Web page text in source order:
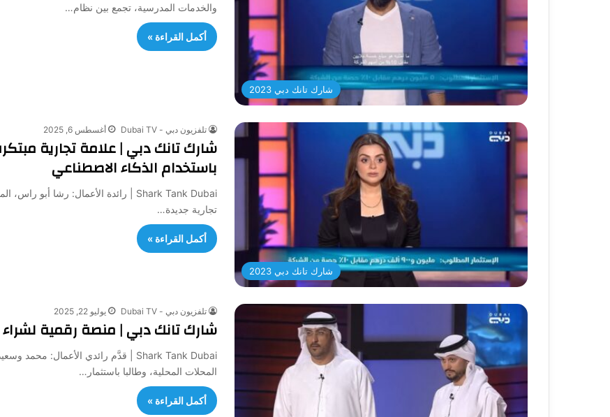
شارك تانك دبي 2023
والخدمات المدرسية، تجمع بين نظام…
أكمل القراءة »
شارك تانك دبي 2023
تلفزيون دبي - Dubai TV أغسطس 6, 2025
شارك تانك دبي | علامة تجارية
باستخدام الذكاء الاصطناعي
تجارية جديدة…
أكمل القراءة »
تلفزيون دبي - Dubai TV يوليو 22, 2025
شارك تانك دبي | منصة رقمية لشراء
المحلات المحلية، وطالبا باستثمار…
أكمل القراءة »